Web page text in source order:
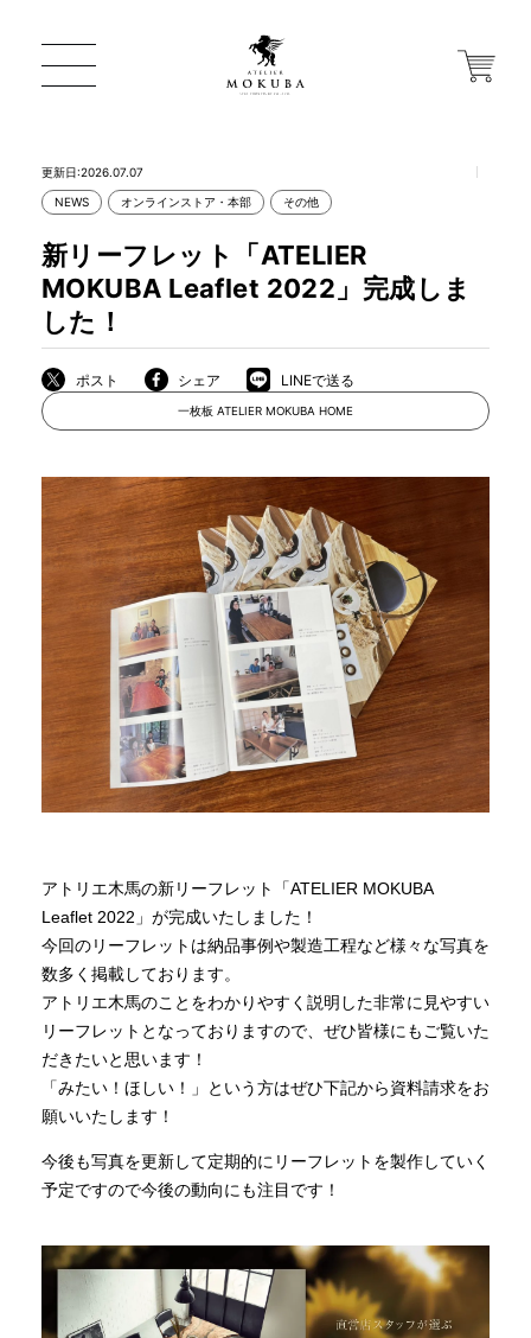
店舗から探す
一枚板 ATELIER MOKUBA HOME
MOKUBA について
商品情報
直営店
イベント
WEBカタログ
全商品一覧
新入荷情報
納品事例
INFORMATION
よくあるご質問
更新日:2026.07.07
NEWS オンラインストア・本部 その他
新リーフレット「ATELIER
MOKUBA Leaflet 2022」完成しま
した！
ポスト シェア LINEで送る
一枚板 ATELIER MOKUBA HOME
アトリエ木馬の新リーフレット「ATELIER MOKUBA
Leaflet 2022」が完成いたしました！
今回のリーフレットは納品事例や製造工程など様々な写真を
数多く掲載しております。
アトリエ木馬のことをわかりやすく説明した非常に見やすい
リーフレットとなっておりますので、ぜひ皆様にもご覧いた
だきたいと思います！
「みたい！ほしい！」という方はぜひ下記から資料請求をお
願いいたします！
今後も写真を更新して定期的にリーフレットを製作していく
予定ですので今後の動向にも注目です！